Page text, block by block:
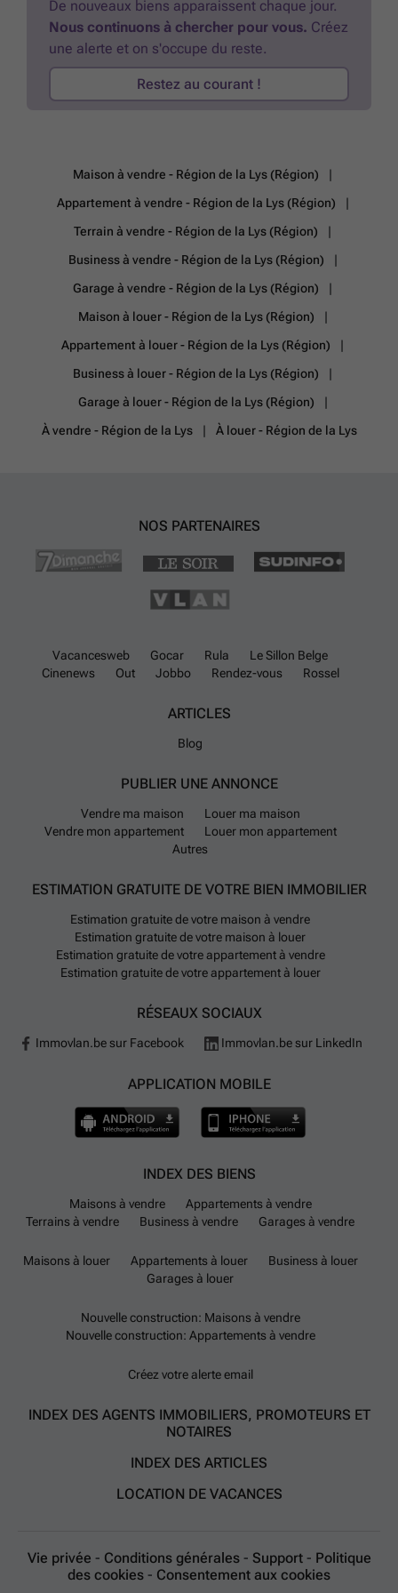
les infrastructures indispensables. L’espace extérieur permet un
stationnement suffisant sur la propriété et il existe une possibilité
d’acquérir des biens immobiliers adjacents pour étendre l’activité.
Situé à Deerlijk, ce bâtiment bénéficie d’un emplacement stratégique
à quelques minutes seulement de l’autoroute E17 reliant Anvers à
Kortrijk, ce qui assure une excellente accessibilité vers Gand, Kortrijk
les entreprises recherchant un site polyvalent, fonctionnel et prêt à
l’emploi dans un environnement sécurisé et bien desservi. Pour plus
d’informations, plans ou visite sans engagement, n’hésitez pas à
De nouveaux biens apparaissent chaque jour.
Nous continuons à chercher pour vous. Créez
une alerte et on s'occupe du reste.
Restez au courant !
Maison à vendre - Région de la Lys (Région)
Appartement à vendre - Région de la Lys (Région)
Terrain à vendre - Région de la Lys (Région)
Business à vendre - Région de la Lys (Région)
Garage à vendre - Région de la Lys (Région)
Maison à louer - Région de la Lys (Région)
Appartement à louer - Région de la Lys (Région)
Business à louer - Région de la Lys (Région)
Garage à louer - Région de la Lys (Région)
À vendre - Région de la Lys
À louer - Région de la Lys
NOS PARTENAIRES
Vacancesweb Gocar Rula
Le Sillon Belge
Cinenews
Out Jobbo Rendez-vous Rossel
ARTICLES
Blog
PUBLIER UNE ANNONCE
Vendre ma maison
Louer ma maison
Vendre mon appartement
Louer mon appartement
Autres
ESTIMATION GRATUITE DE VOTRE BIEN IMMOBILIER
Estimation gratuite de votre maison à vendre
Estimation gratuite de votre maison à louer
Estimation gratuite de votre appartement à vendre
Estimation gratuite de votre appartement à louer
RÉSEAUX SOCIAUX
Immovlan.be sur Facebook Immovlan.be sur LinkedIn
APPLICATION MOBILE
INDEX DES BIENS
Maisons à vendre
Appartements à vendre
Terrains à vendre
Business à vendre Garages à vendre
Maisons à louer Appartements à louer
Business à louer
Garages à louer
Nouvelle construction: Maisons à vendre
Nouvelle construction: Appartements à vendre
Créez votre alerte email
INDEX DES AGENTS IMMOBILIERS, PROMOTEURS ET
NOTAIRES
INDEX DES ARTICLES
LOCATION DE VACANCES
Vie privée - Conditions générales - Support - Politique
des cookies - Consentement aux cookies